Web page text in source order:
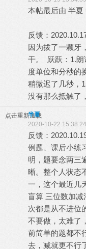
本帖最后由 半夏
反馈：
因为拔了一颗牙
干。 跃跃：1.
度单位和分秒的
稍微迟了几秒，
没有那么抵触了
点击重新加载
半夏
2020-10-22 15:38:24
反馈：
例题、课后小练
明，题要念两三
晰。整个人状态
一，这个最近
盲算 三位数加
次都是从不进位
不要做，太难了
前简单的题都不
去，减就更不行